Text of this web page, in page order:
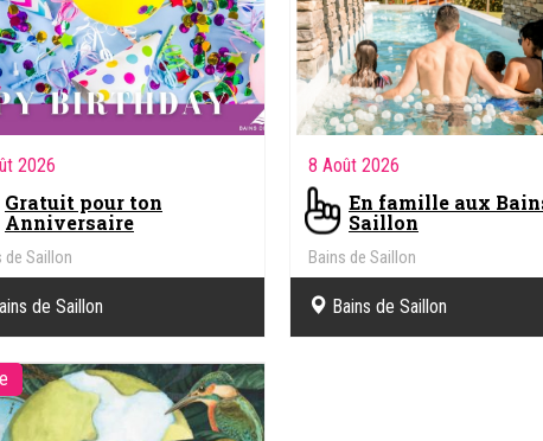
2026
Gratuit pour ton
Anniversaire
de Saillon
de Saillon
8 Août 2026
En famille aux
Saillon
Bains de Saillon
Bains de Saillon